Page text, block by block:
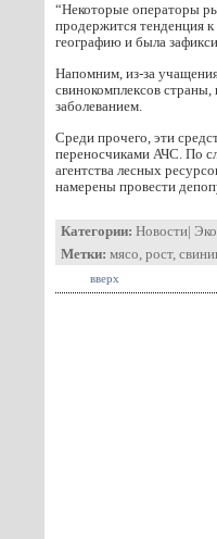
“Некоторые операторы
продержится тенденция
географию и была
Напомним, из-за
свинокомплексов
заболеванием.
Среди прочего, эти
переносчиками АЧС. По
агентства лесных
намерены провести
Категории: Новости|
Метки: мясо, рост,
вверх